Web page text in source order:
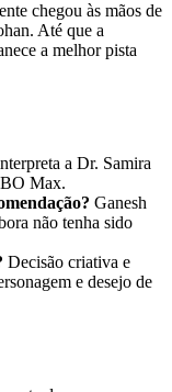
chegou às mãos de
Até que a
a melhor pista
a Dr. Samira
Max.
Ganesh
não tenha sido
Decisão criativa e
e desejo de